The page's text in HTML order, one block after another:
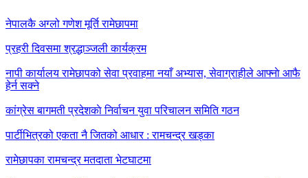
नेपालकै अग्लो गणेश मूर्ति रामेछापमा
प्रहरी दिवसमा श्रद्धाञ्जली कार्यक्रम
नापी कार्यालय रामेछापको सेवा प्रवाहमा नयाँ अभ्यास, सेवाग्राहीले आफ्नाे आफै
हेर्न सक्ने
कांग्रेस बागमती प्रदेशकाे निर्वाचन युवा परिचालन समिति गठन
पार्टीभित्रको एकता नै जितको आधार : रामचन्द्र खड्का
रामेछापका रामचन्द्र मतदाता भेटघाटमा